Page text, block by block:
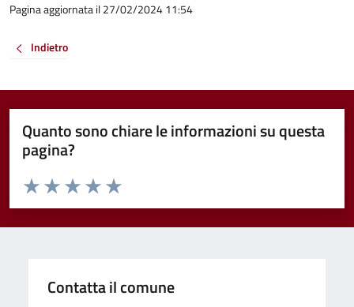
Pagina aggiornata il 27/02/2024 11:54
Indietro
Quanto sono chiare le informazioni su questa
pagina?
Valuta da 1 a 5 stelle la pagina
Valuta 5 stelle su 5
Valuta 4 stelle su 5
Valuta 3 stelle su 5
Valuta 2 stelle su 5
Valuta 1 stelle su 5
Contatta il comune